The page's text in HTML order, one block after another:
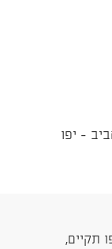
- יפו
תקיים,